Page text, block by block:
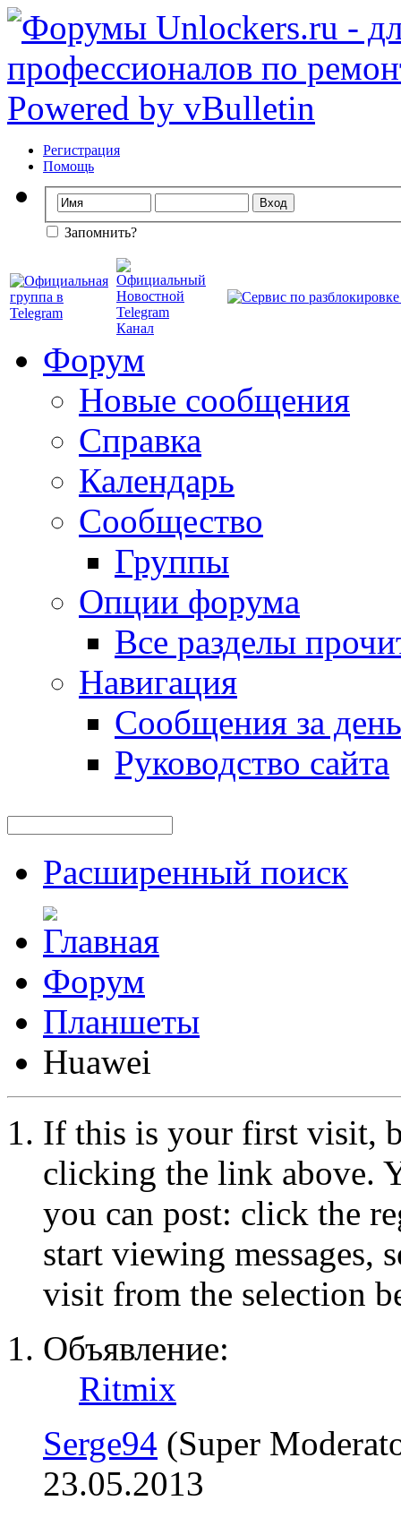
Регистрация
Помощь
Запомнить?
Форум
Новые сообщения
Справка
Календарь
Сообщество
Группы
Опции форума
Все разделы
Навигация
Сообщения за день
Руководство сайта
Расширенный поиск
Форум
Планшеты
Huawei
If this is your first visit,
clicking the link above.
you can post: click the
start viewing messages,
visit from the selection
Объявление:
Ritmix
Serge94 (Super
23.05.2013